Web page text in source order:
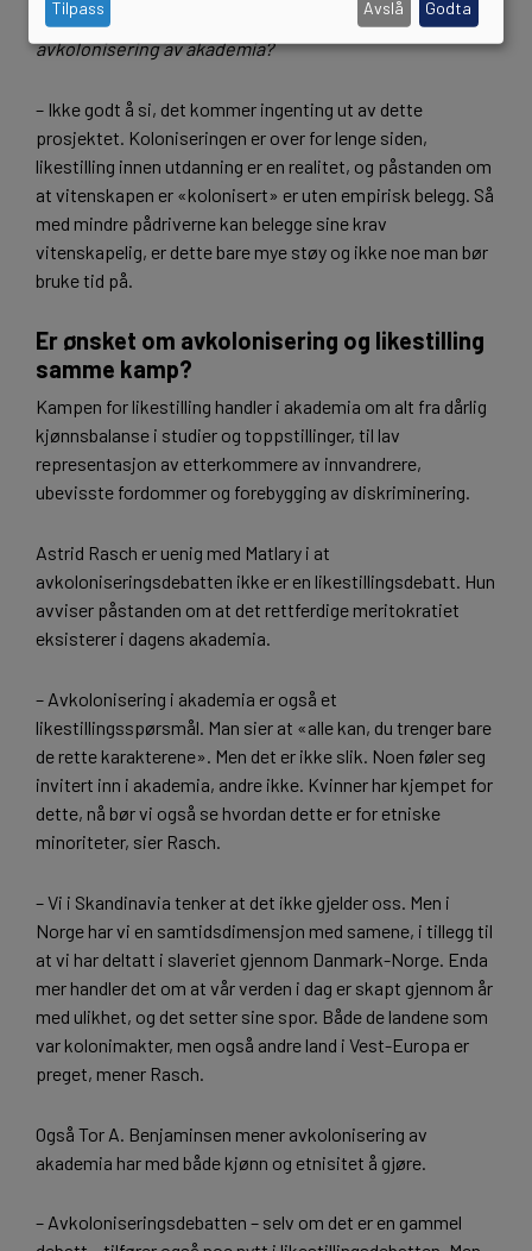
– Hva mener du er målene for dem som er imot
avkolonisering av akademia?
– Ikke godt å si, det kommer ingenting ut av dette
prosjektet. Koloniseringen er over for lenge siden,
likestilling innen utdanning er en realitet, og påstanden om
at vitenskapen er «kolonisert» er uten empirisk belegg. Så
med mindre pådriverne kan belegge sine krav
vitenskapelig, er dette bare mye støy og ikke noe man bør
bruke tid på.
Er ønsket om avkolonisering og likestilling
samme kamp?
Kampen for likestilling handler i akademia om alt fra dårlig
kjønnsbalanse i studier og toppstillinger, til lav
representasjon av etterkommere av innvandrere,
ubevisste fordommer og forebygging av diskriminering.
Astrid Rasch er uenig med Matlary i at
avkoloniseringsdebatten ikke er en likestillingsdebatt. Hun
avviser påstanden om at det rettferdige meritokratiet
eksisterer i dagens akademia.
– Avkolonisering i akademia er også et
likestillingsspørsmål. Man sier at «alle kan, du trenger bare
de rette karakterene». Men det er ikke slik. Noen føler seg
invitert inn i akademia, andre ikke. Kvinner har kjempet for
dette, nå bør vi også se hvordan dette er for etniske
minoriteter, sier Rasch.
– Vi i Skandinavia tenker at det ikke gjelder oss. Men i
Norge har vi en samtidsdimensjon med samene, i tillegg til
at vi har deltatt i slaveriet gjennom Danmark-Norge. Enda
mer handler det om at vår verden i dag er skapt gjennom år
med ulikhet, og det setter sine spor. Både de landene som
var kolonimakter, men også andre land i Vest-Europa er
preget, mener Rasch.
Også Tor A. Benjaminsen mener avkolonisering av
akademia har med både kjønn og etnisitet å gjøre.
– Avkoloniseringsdebatten – selv om det er en gammel
Tilpass Avslå Godta